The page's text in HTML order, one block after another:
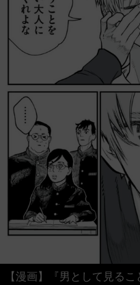
【漫画】『男として見る